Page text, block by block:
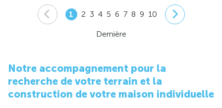
1 2 3 4 5 6 7 8 9 10
Dernière
Notre accompagnement pour la
recherche de votre terrain et la
construction de votre maison individuelle